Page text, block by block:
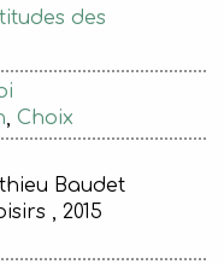
des
, Choix
Baudet
, 2015